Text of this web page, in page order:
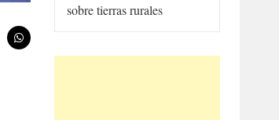
sobre tierras rurales